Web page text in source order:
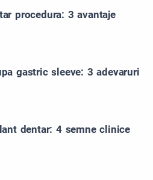
procedura: 3 avantaje
gastric sleeve: 3 adevaruri
dentar: 4 semne clinice